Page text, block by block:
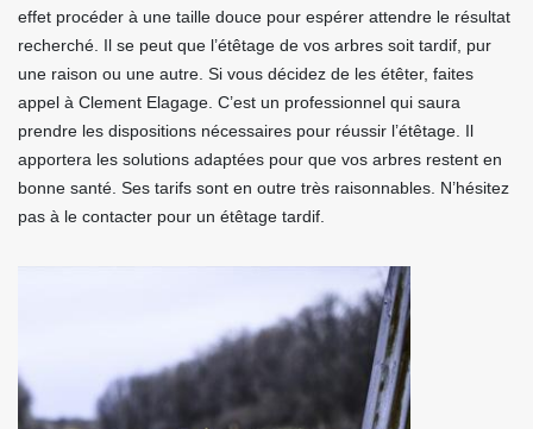
effet procéder à une taille douce pour espérer attendre le résultat
recherché. Il se peut que l’étêtage de vos arbres soit tardif, pur
une raison ou une autre. Si vous décidez de les étêter, faites
appel à Clement Elagage. C’est un professionnel qui saura
prendre les dispositions nécessaires pour réussir l’étêtage. Il
apportera les solutions adaptées pour que vos arbres restent en
bonne santé. Ses tarifs sont en outre très raisonnables. N’hésitez
pas à le contacter pour un étêtage tardif.